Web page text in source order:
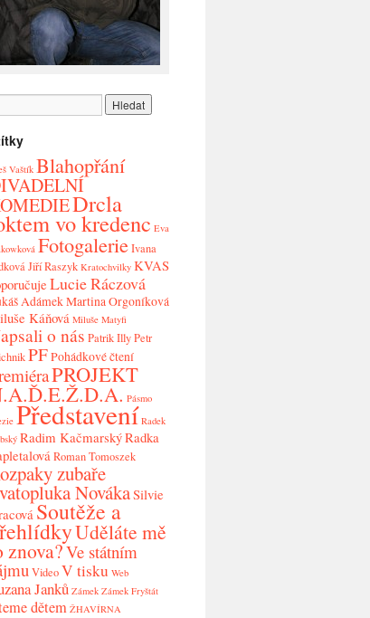
Vaštík Blahopřání
Drcla
vo kredenc Eva
FotogalerieIvana
Jiří Raszyk Kratochvilky KVAS
Lucie Ráczová
AdámekMartina Orgoníková
Káňová Miluše Matyfi
o nás Patrik IllyPetr
PFPohádkové čtení
PROJEKT
Pásmo
Představení Radek
Radim KačmarskýRadka
Roman Tomoszek
zubaře
NovákaSilvie
Soutěže a
Uděláte mě
znova?Ve státním
VideoV tisku Web
Janků Zámek Zámek Fryštát
dětem ŽHAVÍRNA